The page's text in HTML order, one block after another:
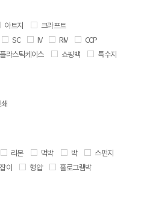
아트지
크라프트
SC IV RIV
CCP
플라스틱케이스 쇼핑백 특수지
리본 먹박 박
스펀지
이 형압 홀로그램박